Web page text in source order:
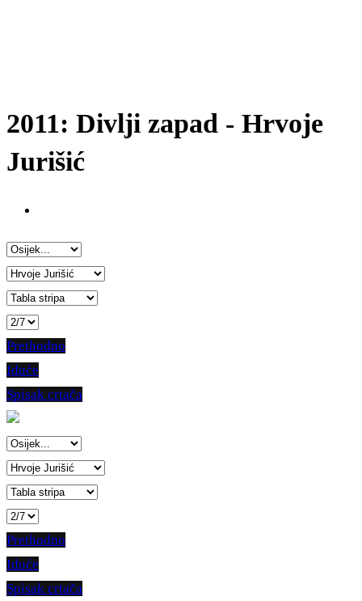
2011: Divlji zapad - Hrvoje
Jurišić
Prethodno
Iduće
Spisak crtača
Prethodno
Iduće
Spisak crtača